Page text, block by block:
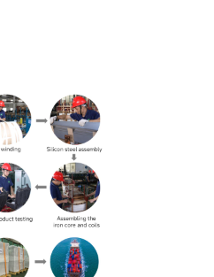
415GrdY/240
480GrdY/277
600Y/347